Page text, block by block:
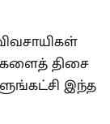
திசை
இந்த